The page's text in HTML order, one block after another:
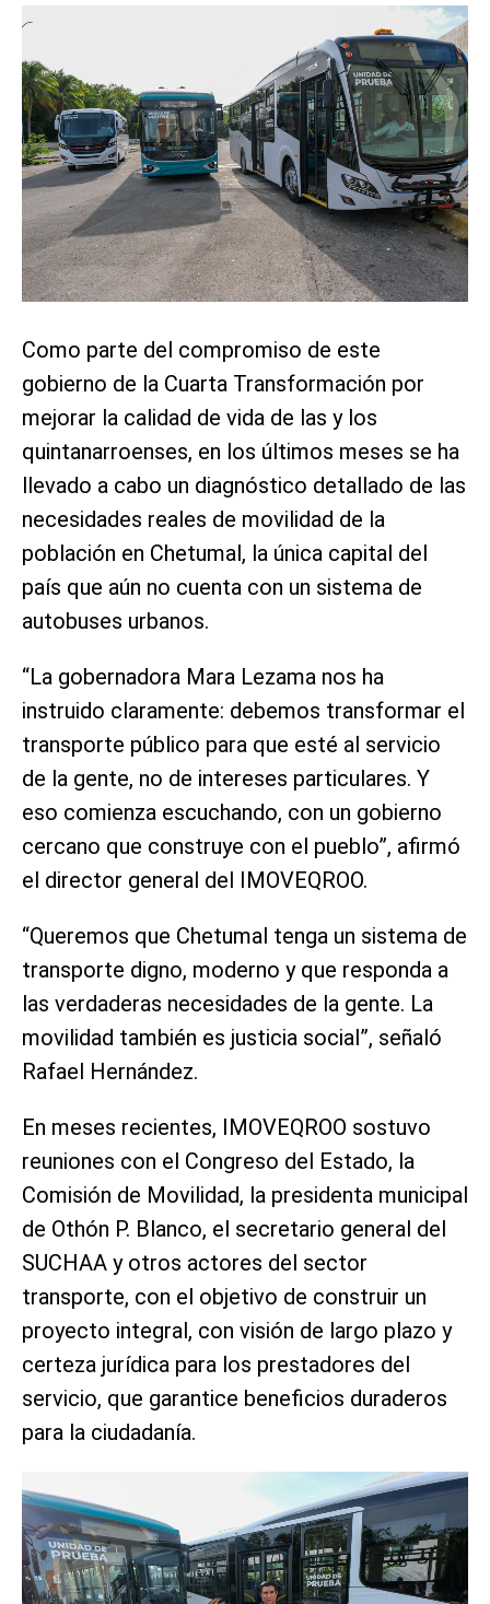
Como parte del compromiso de este
gobierno de la Cuarta Transformación por
mejorar la calidad de vida de las y los
quintanarroenses, en los últimos meses se ha
llevado a cabo un diagnóstico detallado de las
necesidades reales de movilidad de la
población en Chetumal, la única capital del
país que aún no cuenta con un sistema de
autobuses urbanos.
“La gobernadora Mara Lezama nos ha
instruido claramente: debemos transformar el
transporte público para que esté al servicio
de la gente, no de intereses particulares. Y
eso comienza escuchando, con un gobierno
cercano que construye con el pueblo”, afirmó
el director general del IMOVEQROO.
“Queremos que Chetumal tenga un sistema de
transporte digno, moderno y que responda a
las verdaderas necesidades de la gente. La
movilidad también es justicia social”, señaló
Rafael Hernández.
En meses recientes, IMOVEQROO sostuvo
reuniones con el Congreso del Estado, la
Comisión de Movilidad, la presidenta municipal
de Othón P. Blanco, el secretario general del
SUCHAA y otros actores del sector
transporte, con el objetivo de construir un
proyecto integral, con visión de largo plazo y
certeza jurídica para los prestadores del
servicio, que garantice beneficios duraderos
para la ciudadanía.